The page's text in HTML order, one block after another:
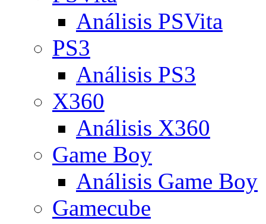
Análisis PSVita
PS3
Análisis PS3
X360
Análisis X360
Game Boy
Análisis Game Boy
Gamecube